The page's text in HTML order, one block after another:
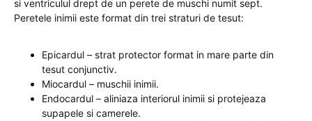
si ventriculul drept de un perete de muschi numit sept.
Peretele inimii este format din trei straturi de tesut:
Epicardul – strat protector format in mare parte din
tesut conjunctiv.
Miocardul – muschii inimii.
Endocardul – aliniaza interiorul inimii si protejeaza
supapele si camerele.